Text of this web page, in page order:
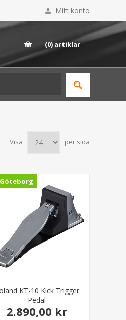
Mitt konto
(0) artiklar
Visa per sida
Göteborg
KT-10 Kick Trigger
Pedal
2.890,00 kr